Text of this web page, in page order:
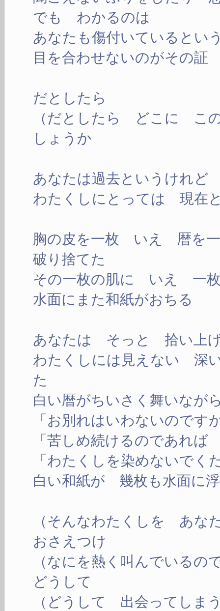
でも わかるのは
あなたも傷付いているとい
目を合わせないのがその証
だとしたら
（だとしたら どこに こ
しょうか
あなたは過去というけれど
わたくしにとっては 現在
胸の皮を一枚 いえ 暦を一
破り捨てた
その一枚の肌に いえ 一
水面にまた和紙がおちる
あなたは そっと 拾い上
わたくしには見えない 深
た
白い暦がちいさく舞いなが
「お別れはいわないのです
「苦しめ続けるのであれ
「わたくしを染めないでく
白い和紙が 幾枚も水面に
（そんなわたくしを あな
おさえつけ
（なにを熱く叫んでいるの
どうして
（どうして 出会ってしま